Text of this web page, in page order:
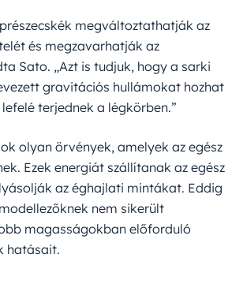
megváltoztathatják az
és megzavarhatják az
Sato. „Azt is tudjuk, hogy a sarki
gravitációs hullámokat hozhat
terjednek a légkörben.”
olyan örvények, amelyek az egész
Ezek energiát szállítanak az egész
az éghajlati mintákat. Eddig
nem sikerült
magasságokban előforduló
hatásait.